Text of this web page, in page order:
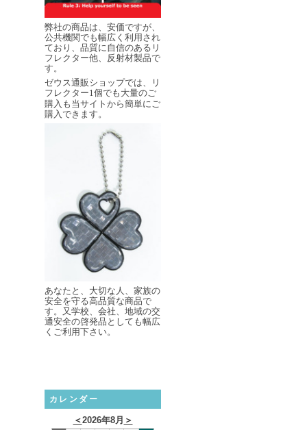
弊社の商品は、安価ですが、
公共機関でも幅広く利用され
ており、品質に自信のあるリ
フレクター他、反射材製品で
す。
ゼウス通販ショップでは、リ
フレクター1個でも大量のご
購入も当サイトから簡単にご
購入できます。
あなたと、大切な人、家族の
安全を守る高品質な商品で
す。又学校、会社、地域の交
通安全の啓発品としても幅広
くご利用下さい。
カレンダー
＜2026年8月 ＞